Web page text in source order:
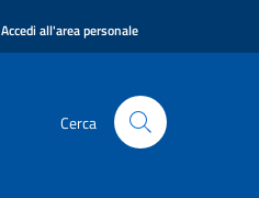
Accedi all'area personale
Cerca